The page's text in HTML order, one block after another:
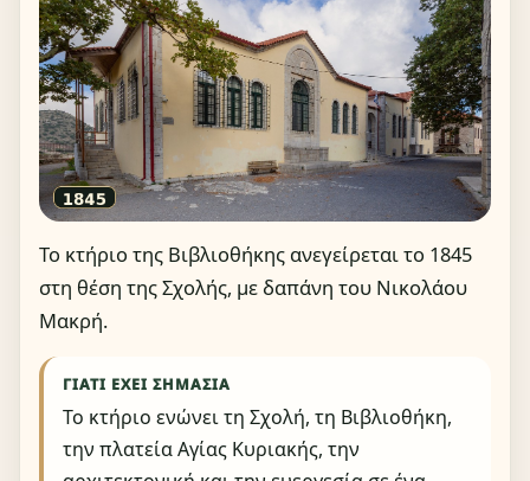
Το κτήριο της Βιβλιοθήκης ανεγείρεται το 1845
στη θέση της Σχολής, με δαπάνη του Νικολάου
Μακρή.
ΓΙΑΤΊ ΈΧΕΙ ΣΗΜΑΣΊΑ
Το κτήριο ενώνει τη Σχολή, τη Βιβλιοθήκη,
την πλατεία Αγίας Κυριακής, την